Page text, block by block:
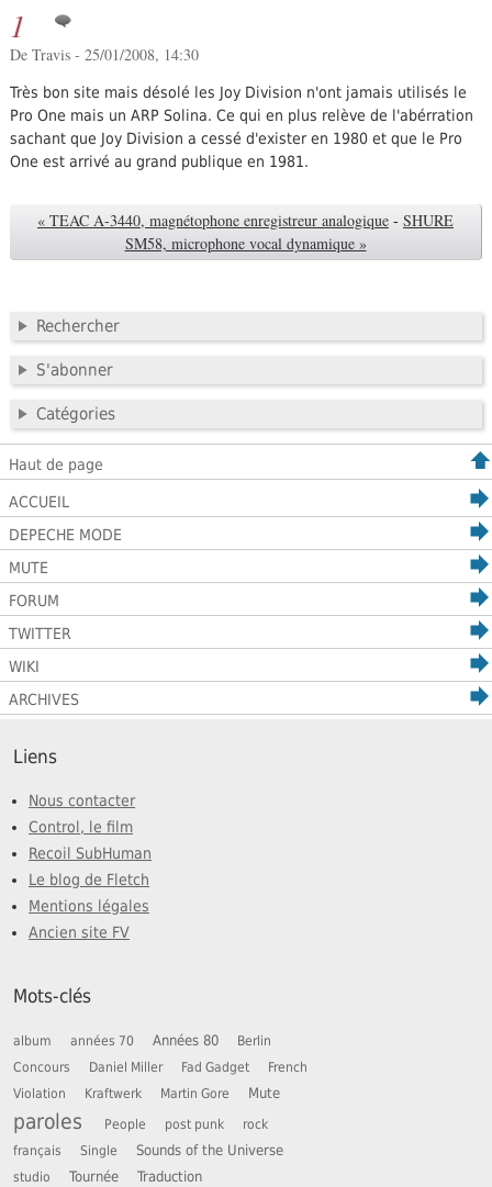
1
De Travis - 25/01/2008, 14:30
Très bon site mais désolé les Joy Division n'ont jamais utilisés le
Pro One mais un ARP Solina. Ce qui en plus relève de l'abérration
sachant que Joy Division a cessé d'exister en 1980 et que le Pro
One est arrivé au grand publique en 1981.
« TEAC A-3440, magnétophone enregistreur analogique - SHURE
SM58, microphone vocal dynamique »
Rechercher
S'abonner
Catégories
Haut de page
ACCUEIL
DEPECHE MODE
MUTE
FORUM
TWITTER
WIKI
ARCHIVES
Liens
Nous contacter
Control, le film
Recoil SubHuman
Le blog de Fletch
Mentions légales
Ancien site FV
Mots-clés
album années 70 Années 80
Berlin
Concours
Daniel Miller Fad Gadget
French
Violation
Kraftwerk Martin Gore Mute
paroles People post punk
rock
français
Single Sounds of the Universe
studio Tournée Traduction